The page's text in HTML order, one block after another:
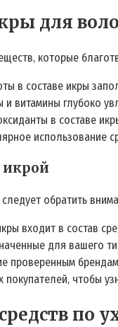
для
которые
в составе икры
витамины глубоко
в составе
использование
икрой
обратить
входит в состав
для вашего
проверенным
покупателей‚ чтобы
по